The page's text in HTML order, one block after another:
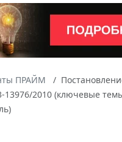
ПРАЙМ
13976/2010 (ключевые